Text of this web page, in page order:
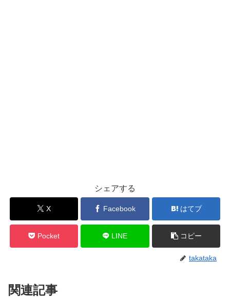
シェアする
X Facebook はてブ
Pocket LINE コピー
takataka
関連記事